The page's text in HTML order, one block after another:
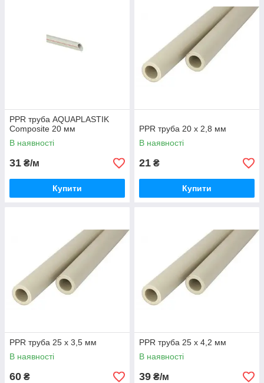
PPR труба AQUAPLASTIK
Composite 20 мм
В наявності
31 ₴/м
Купити
PPR труба 20 х 2,8 мм
В наявності
21 ₴
Купити
PPR труба 25 х 3,5 мм
В наявності
60 ₴
PPR труба 25 х 4,2 мм
В наявності
39 ₴/м